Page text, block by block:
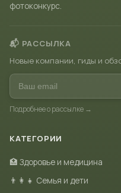
фотоконкурс.
📬 РАССЫЛКА
Новые компании, гиды и
Подробнее о рассылке →
КАТЕГОРИИ
🏥 Здоровье и медицина
👨‍👩‍👧 Семья и дети